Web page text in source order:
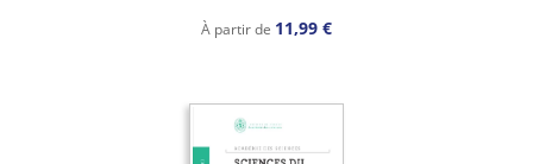
À partir de 11,99 €